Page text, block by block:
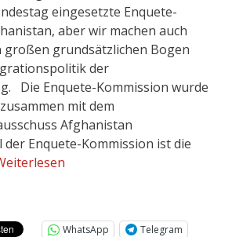
eingesetzte Enquete-
aber wir machen auch
großen grundsätzlichen Bogen
der
Die Enquete-Kommission wurde
mit dem
Afghanistan
Enquete-Kommission ist die
WhatsApp
Telegram